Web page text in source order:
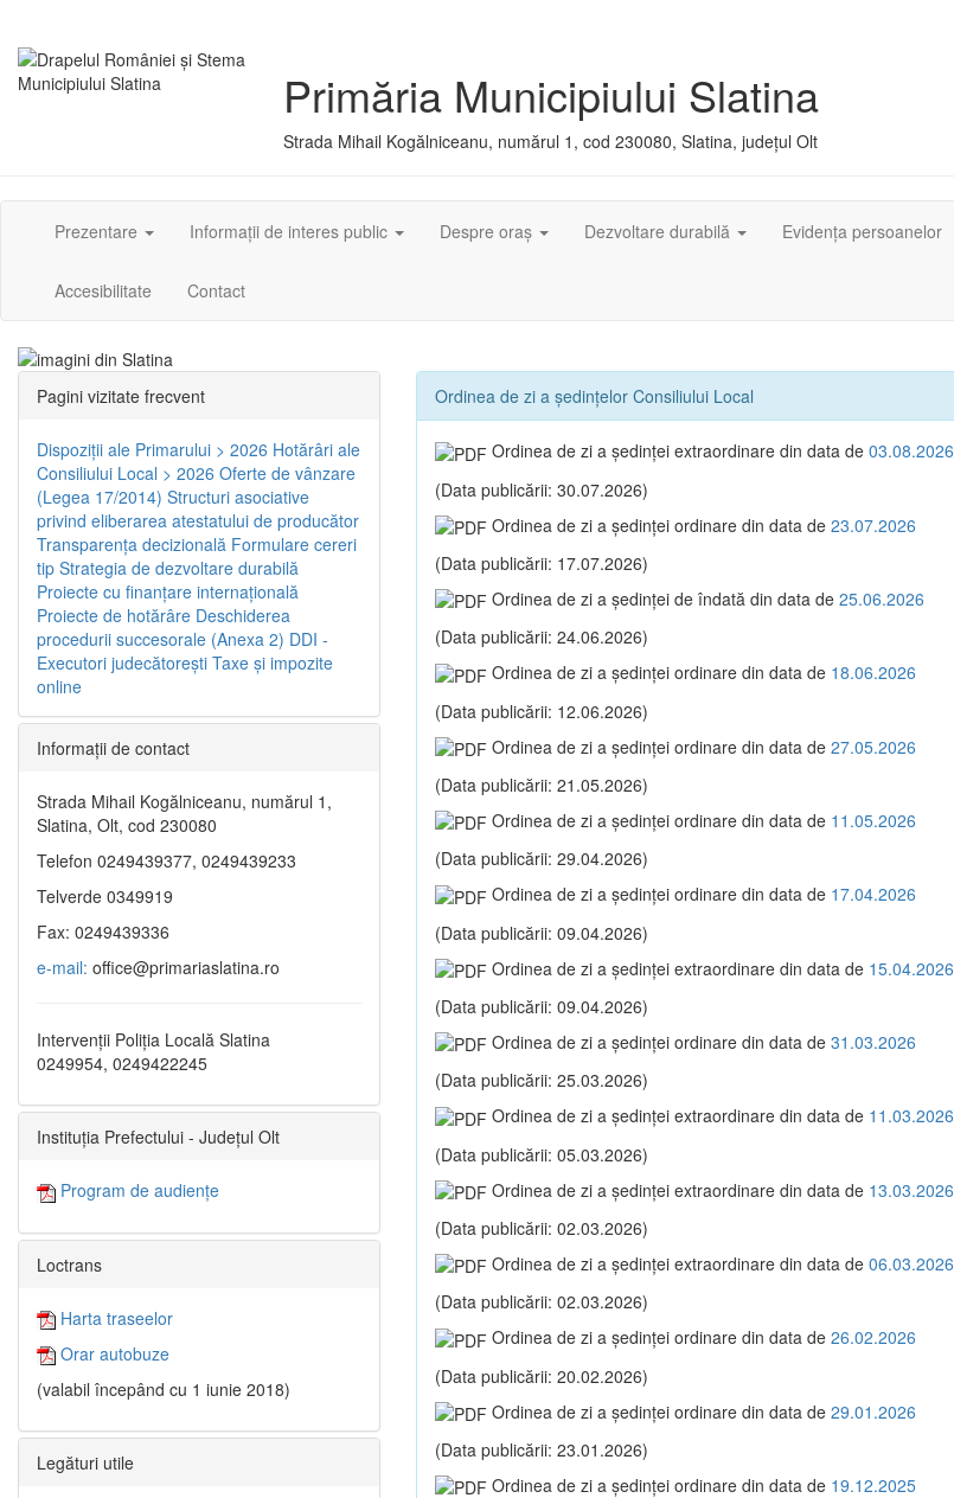
Primăria Municipiului Slatina
Strada Mihail Kogălniceanu, numărul 1, cod 230080, Slatina, județul Olt
Prezentare Informații de interes public Despre oraș Dezvoltare durabilă Evidența persoanelor
Accesibilitate Contact
Ordinea de zi a ședințelor Consiliului Local
Ordinea de zi a şedinţei extraordinare din data de 03.08.2026
(Data publicării: 30.07.2026)
Ordinea de zi a şedinţei ordinare din data de 23.07.2026
(Data publicării: 17.07.2026)
Ordinea de zi a şedinţei de îndată din data de 25.06.2026
(Data publicării: 24.06.2026)
Ordinea de zi a şedinţei ordinare din data de 18.06.2026
(Data publicării: 12.06.2026)
Ordinea de zi a şedinţei ordinare din data de 27.05.2026
(Data publicării: 21.05.2026)
Ordinea de zi a şedinţei ordinare din data de 11.05.2026
(Data publicării: 29.04.2026)
Ordinea de zi a şedinţei ordinare din data de 17.04.2026
(Data publicării: 09.04.2026)
Ordinea de zi a şedinţei extraordinare din data de 15.04.2026
(Data publicării: 09.04.2026)
Ordinea de zi a şedinţei ordinare din data de 31.03.2026
(Data publicării: 25.03.2026)
Ordinea de zi a şedinţei extraordinare din data de 11.03.2026
(Data publicării: 05.03.2026)
Ordinea de zi a şedinţei extraordinare din data de 13.03.2026
(Data publicării: 02.03.2026)
Ordinea de zi a şedinţei extraordinare din data de 06.03.2026
(Data publicării: 02.03.2026)
Ordinea de zi a şedinţei ordinare din data de 26.02.2026
(Data publicării: 20.02.2026)
Ordinea de zi a şedinţei ordinare din data de 29.01.2026
(Data publicării: 23.01.2026)
Ordinea de zi a şedinţei ordinare din data de 19.12.2025
Pagini vizitate frecvent
Dispoziţii ale Primarului > 2026 Hotărâri ale
Consiliului Local > 2026 Oferte de vânzare
(Legea 17/2014) Structuri asociative
privind eliberarea atestatului de producător
Transparenţa decizională Formulare cereri
tip Strategia de dezvoltare durabilă
Proiecte cu finanţare internaţională
Proiecte de hotărâre Deschiderea
procedurii succesorale (Anexa 2) DDI -
Executori judecătorești Taxe şi impozite
online
Informaţii de contact
Strada Mihail Kogălniceanu, numărul 1,
Slatina, Olt, cod 230080
Telefon 0249439377, 0249439233
Telverde 0349919
Fax: 0249439336
e-mail: office@primariaslatina.ro
Intervenții Poliția Locală Slatina
0249954, 0249422245
Instituția Prefectului - Județul Olt
Program de audiențe
Loctrans
Harta traseelor
Orar autobuze
(valabil începând cu 1 iunie 2018)
Legături utile